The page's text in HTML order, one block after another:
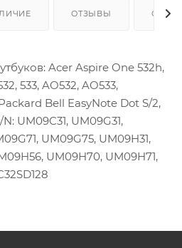
ОТЗЫВЫ
Acer Aspire One 532h,
533, AO532, AO533,
Bell EasyNote Dot S/2,
UM09C31, UM09G31,
UM09G75, UM09H31,
UM09H70, UM09H71,